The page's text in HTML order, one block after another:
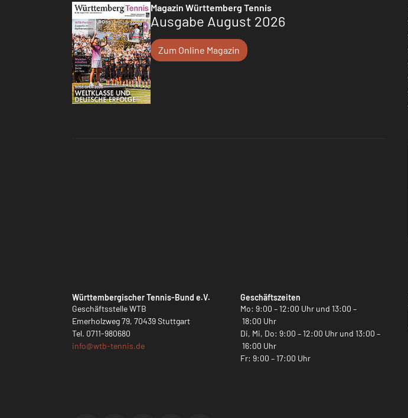
Magazin Württemberg Tennis
Ausgabe August 2026
Zum Online Magazin
Württembergischer Tennis-Bund e.V.
Geschäftsstelle WTB
Emerholzweg 79, 70439 Stuttgart
Tel. 0711-980680
info@wtb-tennis.de
Geschäftszeiten
Mo: 9:00 – 12:00 Uhr und 13:00 –
18:00 Uhr
Di, Mi, Do: 9:00 – 12:00 Uhr und 13:00 –
16:00 Uhr
Fr: 9:00 – 17:00 Uhr